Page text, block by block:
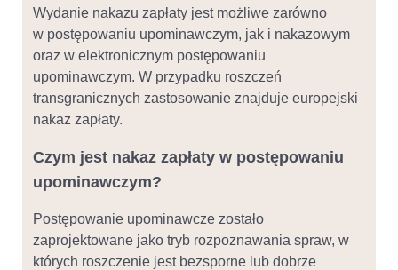
Wydanie nakazu zapłaty jest możliwe zarówno
w postępowaniu upominawczym, jak i nakazowym
oraz w elektronicznym postępowaniu
upominawczym. W przypadku roszczeń
transgranicznych zastosowanie znajduje europejski
nakaz zapłaty.
Czym jest nakaz zapłaty w postępowaniu
upominawczym?
Postępowanie upominawcze zostało
zaprojektowane jako tryb rozpoznawania spraw, w
których roszczenie jest bezsporne lub dobrze